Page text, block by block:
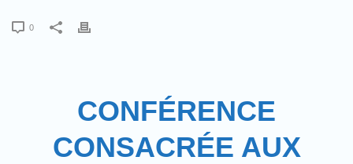
0
CONFÉRENCE
CONSACRÉE AUX